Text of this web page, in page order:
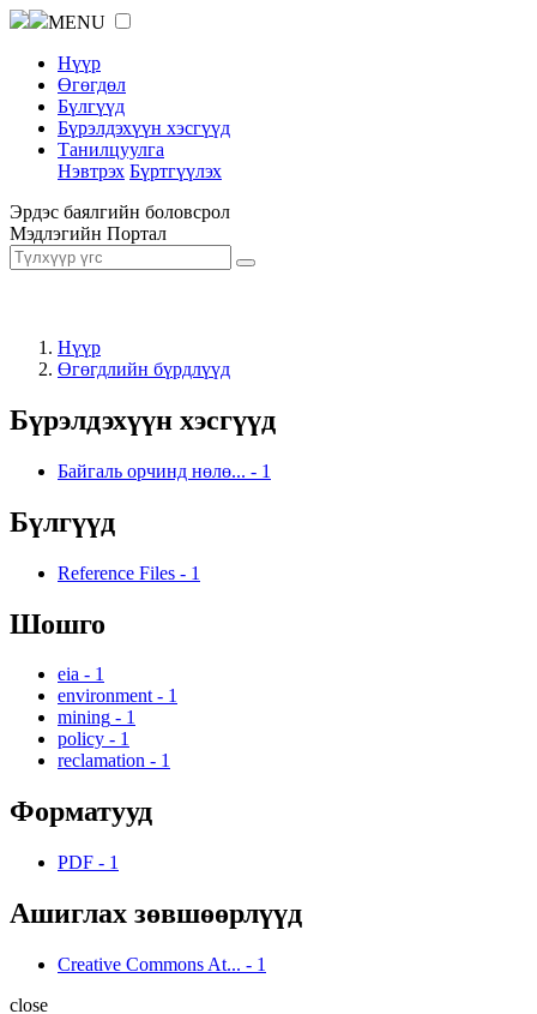
MENU
Нүүр
Өгөгдөл
Бүлгүүд
Бүрэлдэхүүн хэсгүүд
Танилцуулга
Нэвтрэх Бүртгүүлэх
Эрдэс баялгийн боловсрол
Мэдлэгийн Портал
Нүүр
Өгөгдлийн бүрдлүүд
Бүрэлдэхүүн хэсгүүд
Байгаль орчинд нөлө... - 1
Бүлгүүд
Reference Files - 1
Шошго
eia - 1
environment - 1
mining - 1
policy - 1
reclamation - 1
Форматууд
PDF - 1
Ашиглах зөвшөөрлүүд
Creative Commons At... - 1
close